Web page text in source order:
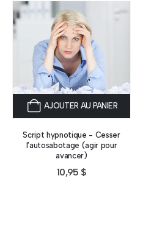
AJOUTER AU PANIER
Script hypnotique - Cesser
l’autosabotage (agir pour
avancer)
10,95 $